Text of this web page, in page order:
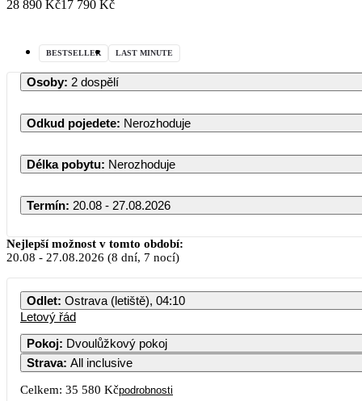
28 890 Kč17 790 Kč
BESTSELLER LAST MINUTE
Osoby: 2 dospělí
Odkud pojedete: Nerozhoduje
Délka pobytu: Nerozhoduje
Termín: 20.08 - 27.08.2026
Nejlepší možnost v tomto období:
20.08 - 27.08.2026 (8 dní, 7 nocí)
Odlet: Ostrava (letiště), 04:10
Letový řád
Pokoj: Dvoulůžkový pokoj
Strava: All inclusive
Celkem: 35 580 Kčpodrobnosti